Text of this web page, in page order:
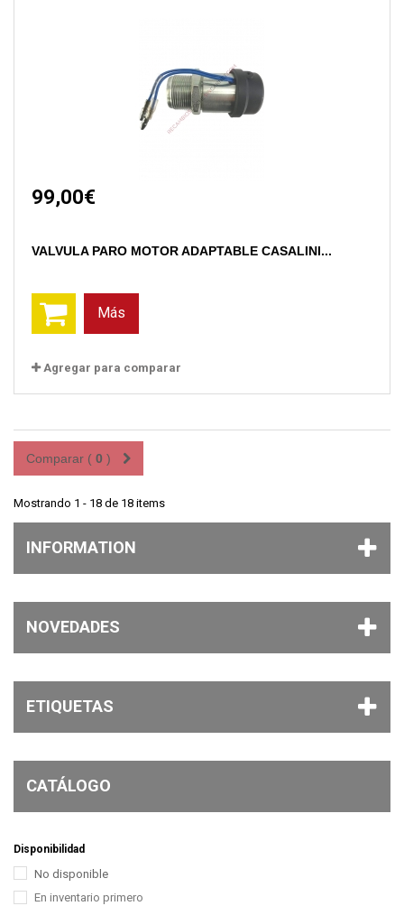
99,00€
VALVULA PARO MOTOR ADAPTABLE CASALINI...
Más
Agregar para comparar
Comparar ( 0 )
Mostrando 1 - 18 de 18 items
INFORMATION
NOVEDADES
ETIQUETAS
CATÁLOGO
Disponibilidad
No disponible
En inventario primero